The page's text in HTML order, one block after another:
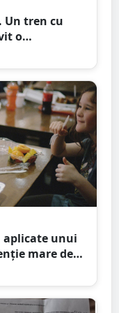
Un tren cu
o
aplicate unui
mare de